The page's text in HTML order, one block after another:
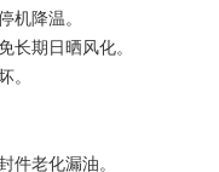
机降温。
长期日晒风化。
。
件老化漏油。